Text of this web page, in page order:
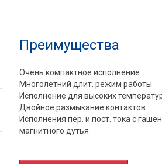
Преимущества
Очень компактное исполнение
Многолетний длит. режим работы
Исполнение для высоких
Двойное размыкание контактов
Исполнения пер. и пост. тока с
магнитного дутья